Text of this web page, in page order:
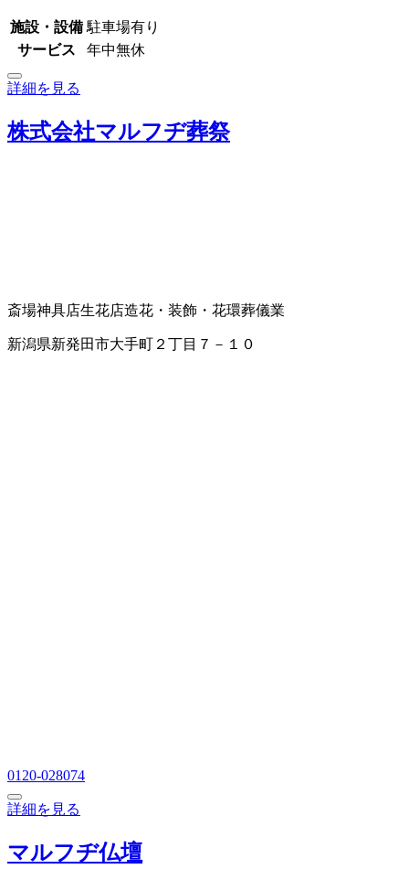
施設・設備 駐車場有り
サービス
年中無休
詳細を見る
株式会社マルフヂ葬祭
斎場神具店生花店造花・装飾・花環葬儀業
新潟県新発田市大手町２丁目７－１０
0120-028074
詳細を見る
マルフヂ仏壇